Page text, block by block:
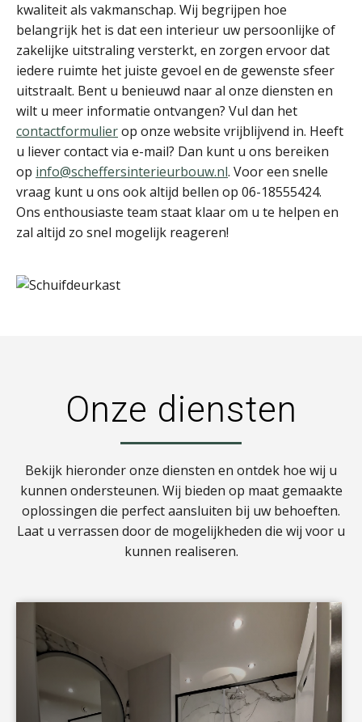
kwaliteit als vakmanschap. Wij begrijpen hoe
belangrijk het is dat een interieur uw persoonlijke of
zakelijke uitstraling versterkt, en zorgen ervoor dat
iedere ruimte het juiste gevoel en de gewenste sfeer
uitstraalt. Bent u benieuwd naar al onze diensten en
wilt u meer informatie ontvangen? Vul dan het
contactformulierop onze website vrijblijvend in. Heeft
u liever contact via e-mail? Dan kunt u ons bereiken
op info@scheffersinterieurbouw.nl. Voor een snelle
vraag kunt u ons ook altijd bellen op 06-18555424.
Ons enthousiaste team staat klaar om u te helpen en
zal altijd zo snel mogelijk reageren!
Onze diensten
Bekijk hieronder onze diensten en ontdek hoe wij u
kunnen ondersteunen. Wij bieden op maat gemaakte
oplossingen die perfect aansluiten bij uw behoeften.
Laat u verrassen door de mogelijkheden die wij voor u
kunnen realiseren.